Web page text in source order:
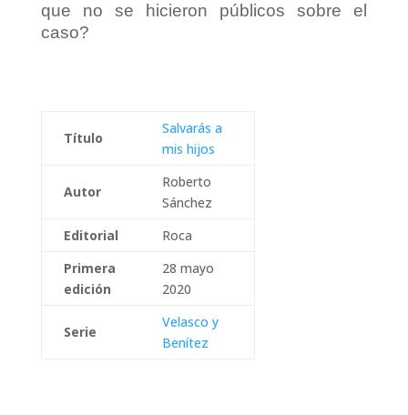
que no se hicieron públicos sobre el
caso?
Título
Salvarás a
mis hijos
Autor
Roberto
Sánchez
Editorial
Roca
Primera
edición
28 mayo
2020
Serie
Velasco y
Benítez